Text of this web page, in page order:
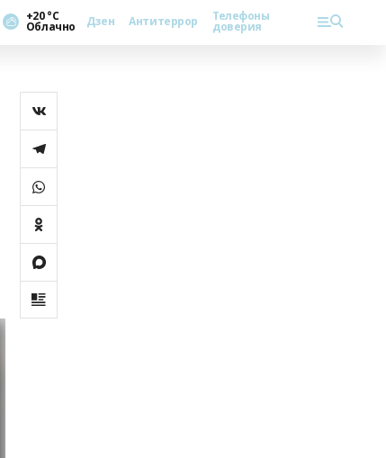
+20 °С
Облачно Дзен Антитеррор Телефоны
доверия